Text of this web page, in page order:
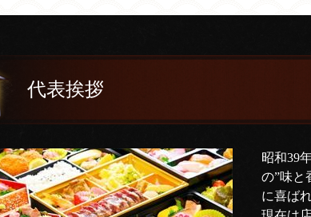
代表挨拶
昭和39
の”味と
に喜ば